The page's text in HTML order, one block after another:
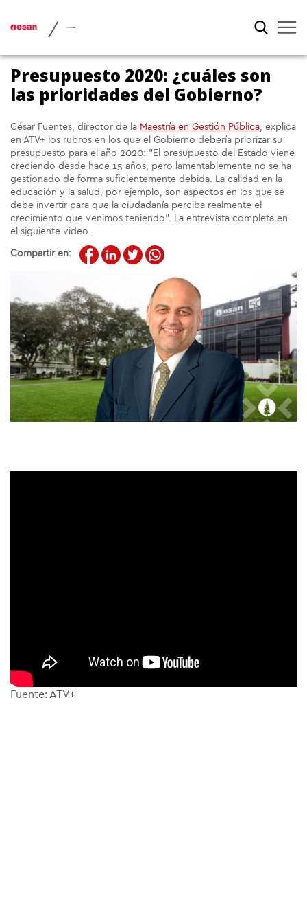
/
Presupuesto 2020: ¿cuáles son
las prioridades del Gobierno?
César Fuentes, director de la Maestría en Gestión Pública, explica
en ATV+ los rubros en los que el Gobierno debería priorizar su
presupuesto para el año 2020: "El presupuesto del Estado viene
creciendo desde hace 15 años, pero lamentablemente no se ha
gestionado de forma suficientemente debida. La calidad en la
educación y la salud, por ejemplo, son aspectos en los que se
debe invertir para que la ciudadanía perciba realmente el
crecimiento que venimos teniendo". La entrevista completa en
el siguiente video.
Compartir en:
Fuente: ATV+